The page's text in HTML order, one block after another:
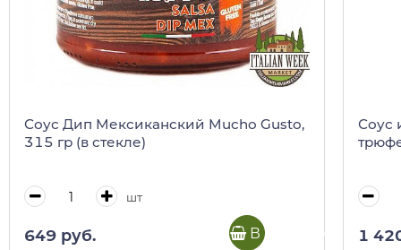
Соус Дип Мексиканский Mucho Gusto,
315 гр (в стекле)
шт
649 руб. В корзину
Соус
1